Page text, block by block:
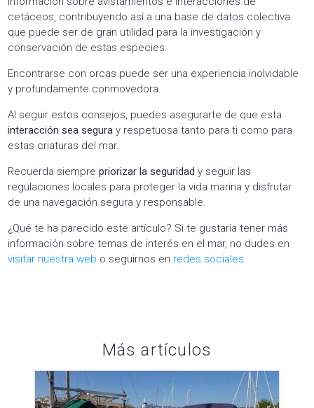
cetáceos, contribuyendo así a una base de datos colectiva
que puede ser de gran utilidad para la investigación y
conservación de estas especies.
Encontrarse con orcas puede ser una experiencia inolvidable
y profundamente conmovedora.
Al seguir estos consejos, puedes asegurarte de que esta
interacción sea seguray respetuosa tanto para ti como para
estas criaturas del mar.
Recuerda siemprepriorizar la seguridady seguir las
regulaciones locales para proteger la vida marina y disfrutar
de una navegación segura y responsable.
¿Qué te ha parecido este artículo? Si te gustaría tener más
información sobre temas de interés en el mar, no dudes en
visitar nuestra web o seguirnos en redes sociales.
Más artículos